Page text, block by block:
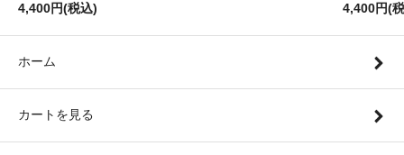
4,400円(税込) 4,400円(
ホーム
カートを見る